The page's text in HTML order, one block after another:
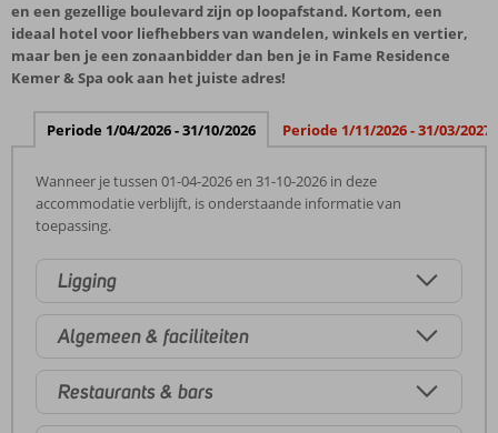
en een gezellige boulevard zijn op loopafstand. Kortom, een
ideaal hotel voor liefhebbers van wandelen, winkels en vertier,
maar ben je een zonaanbidder dan ben je in Fame Residence
Kemer & Spa ook aan het juiste adres!
Periode 1/04/2026 - 31/10/2026 Periode 1/11/2026 - 31/03/2027
Wanneer je tussen 01-04-2026 en 31-10-2026 in deze
accommodatie verblijft, is onderstaande informatie van
toepassing.
Ligging
Algemeen & faciliteiten
Restaurants & bars